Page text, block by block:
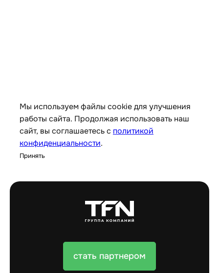
Мы используем файлы cookie для улучшения
работы сайта. Продолжая использовать наш
сайт, вы соглашаетесь с политикой
конфиденциальности.
Принять
стать партнером